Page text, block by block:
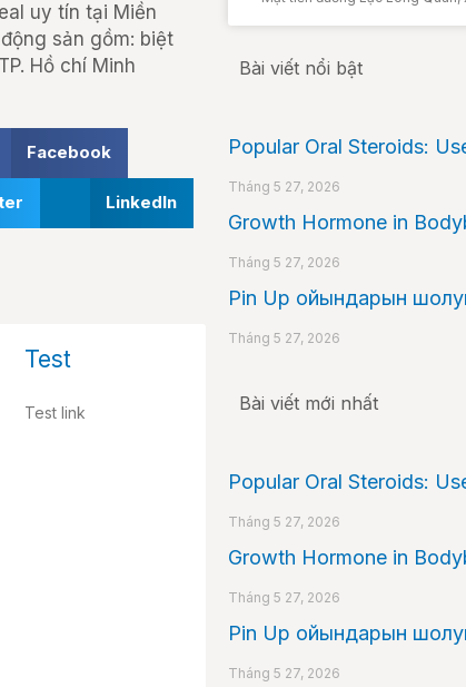
uy tín tại Miền
sản gồm: biệt
Hồ chí Minh
Facebook
LinkedIn
Test
Test link
Bài viết nổi bật
Popular Oral Steroids:
Tháng 5 27, 2026
Growth Hormone in
Tháng 5 27, 2026
Pin Up ойындарын шолуы:
Tháng 5 27, 2026
Bài viết mới nhất
Popular Oral Steroids:
Tháng 5 27, 2026
Growth Hormone in
Tháng 5 27, 2026
Pin Up ойындарын шолуы:
Tháng 5 27, 2026